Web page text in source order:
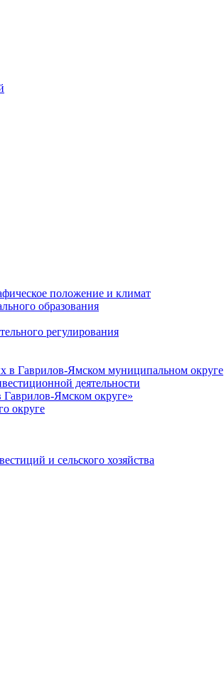
положение и климат
образования
регулирования
Гаврилов-Ямском муниципальном округе
деятельности
Ямском округе»
округе
и сельского хозяйства